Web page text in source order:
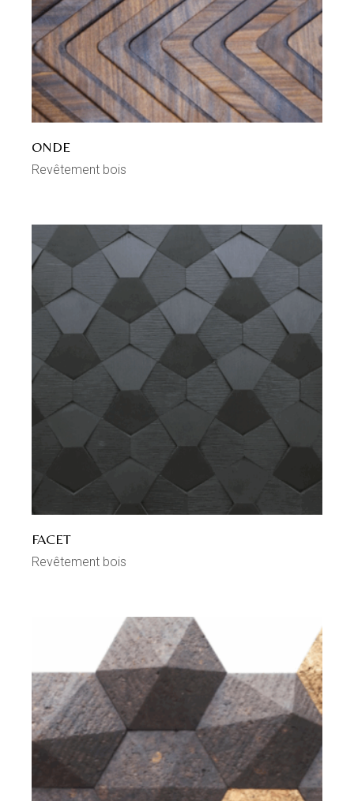
ONDE
Revêtement bois
FACET
Revêtement bois